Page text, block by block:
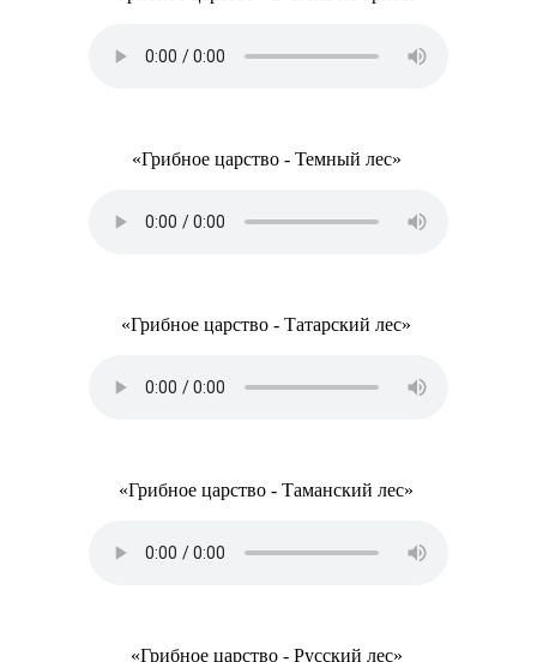
«Грибное царство - Темный лес»
«Грибное царство - Татарский лес»
«Грибное царство - Таманский лес»
«Грибное царство - Русский лес»